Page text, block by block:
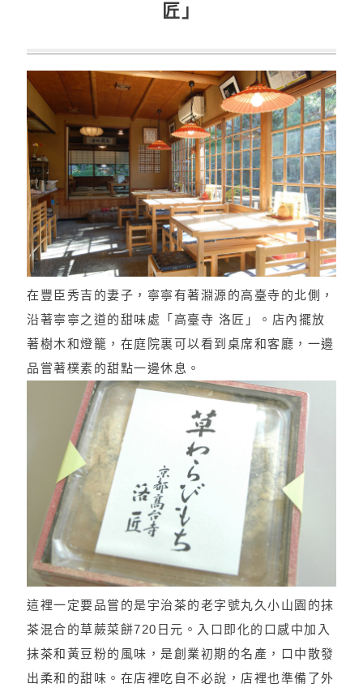
匠」
在豐臣秀吉的妻子，寧寧有著淵源的高臺寺的北側，
沿著寧寧之道的甜味處「高臺寺 洛匠」。店內擺放
著樹木和燈籠，在庭院裏可以看到桌席和客廳，一邊
品嘗著樸素的甜點一邊休息。
這裡一定要品嘗的是宇治茶的老字號丸久小山園的抹
茶混合的草蕨菜餅720日元。入口即化的口感中加入
抹茶和黃豆粉的風味，是創業初期的名產，口中散發
出柔和的甜味。在店裡吃自不必說，店裡也準備了外